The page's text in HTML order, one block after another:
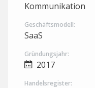
Kommunikation
Geschäftsmodell:
SaaS
Gründungsjahr:
2017
Handelsregister: